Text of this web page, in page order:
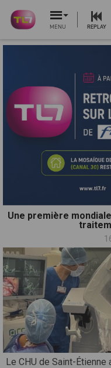
MENU REPLAY
Une première
Le CHU de Saint-